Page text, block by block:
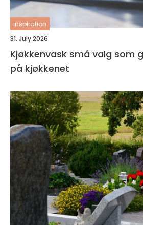
inspiration
31. July 2026
Kjøkkenvask små valg som gjør stor forskjell
på kjøkkenet